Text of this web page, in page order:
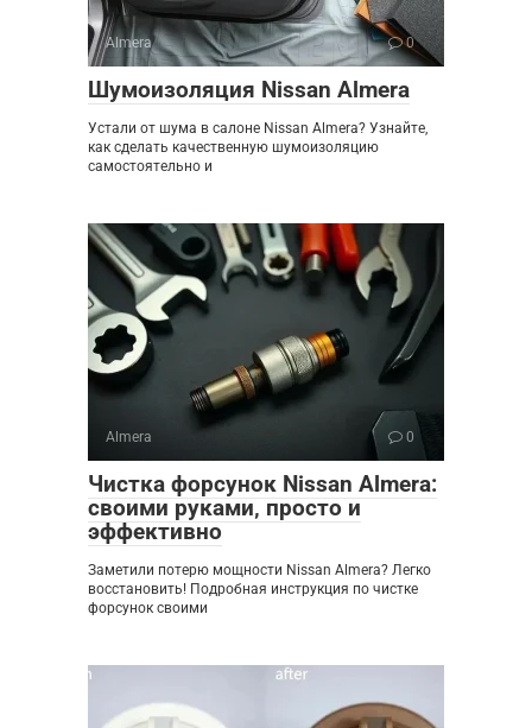
Almera 0
Шумоизоляция Nissan Almera
Устали от шума в салоне Nissan Almera? Узнайте,
как сделать качественную шумоизоляцию
самостоятельно и
Almera 0
Чистка форсунок Nissan Almera:
своими руками‚ просто и
эффективно
Заметили потерю мощности Nissan Almera? Легко
восстановить! Подробная инструкция по чистке
форсунок своими